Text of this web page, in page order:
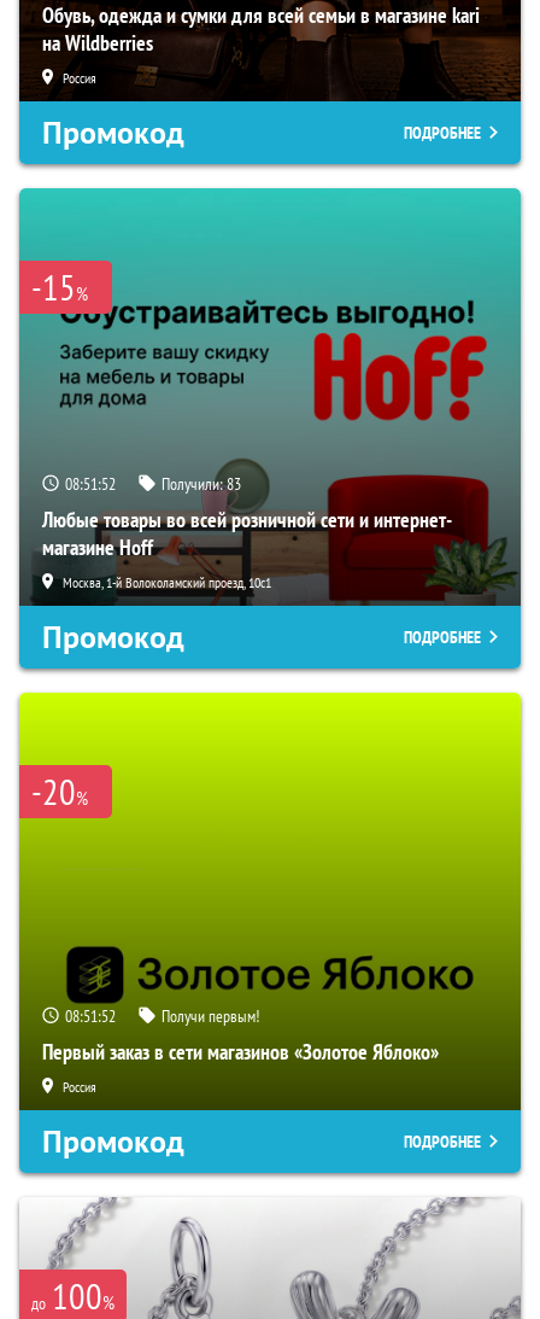
Обувь, одежда и сумки для всей семьи в магазине kari
на Wildberries
Россия
Промокод ПОДРОБНЕЕ
-15%
08:51:51 Получили:83
Любые товары во всей розничной сети и интернет-
магазине Hoff
Москва, 1-й Волоколамский проезд, 10с1
Промокод ПОДРОБНЕЕ
-20%
08:51:51 Получи первым!
Первый заказ в сети магазинов «Золотое Яблоко»
Россия
Промокод ПОДРОБНЕЕ
до 100%